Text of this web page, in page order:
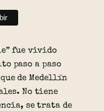
fue vivido
paso a paso
de Medellín
No tiene
se trata de